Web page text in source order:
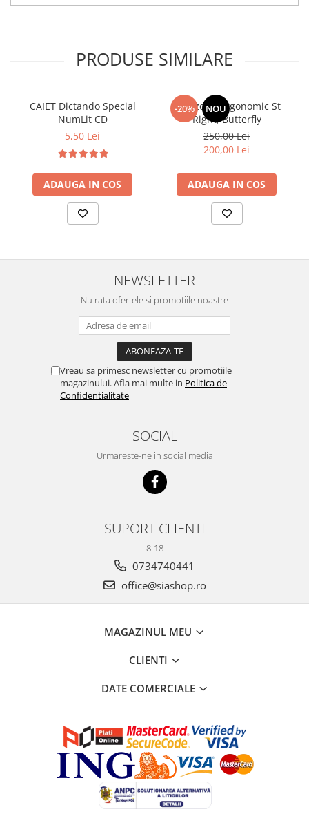
PRODUSE SIMILARE
CAIET Dictando Special
NumLit CD
5,50 Lei
ADAUGA IN COS
-20% NOU
Ghiozdan ergonomic St
Right, Butterfly
250,00 Lei
200,00 Lei
ADAUGA IN COS
NEWSLETTER
Nu rata ofertele si promotiile noastre
Vreau sa primesc newsletter cu promotiile
magazinului. Afla mai multe in Politica de
Confidentialitate
SOCIAL
Urmareste-ne in social media
SUPORT CLIENTI
8-18
0734740441
office@siashop.ro
MAGAZINUL MEU
CLIENTI
DATE COMERCIALE